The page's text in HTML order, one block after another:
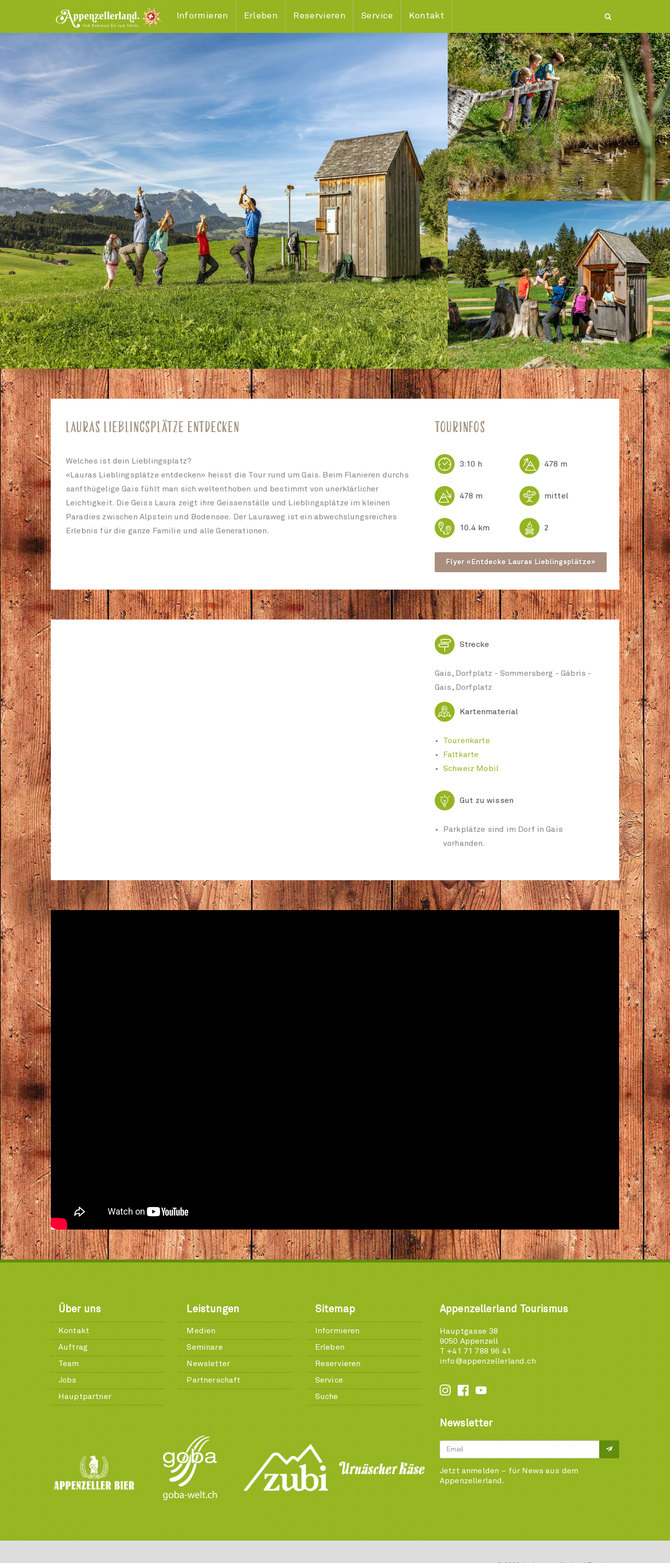
Informieren Erleben Reservieren Service Kontakt
LAURAS LIEBLINGSPLÄTZE ENTDECKEN
Welches ist dein Lieblingsplatz?
«Lauras Lieblingsplätze entdecken» heisst die Tour rund um Gais. Beim Flanieren durchs
sanfthügelige Gais fühlt man sich weltenthoben und bestimmt von unerklärlicher
Leichtigkeit. Die Geiss Laura zeigt ihre Geissenställe und Lieblingsplätze im kleinen
Paradies zwischen Alpstein und Bodensee. Der Lauraweg ist ein abwechslungsreiches
Erlebnis für die ganze Familie und alle Generationen.
TOURINFOS
 3:10 h  478 m
 478 m  mittel
 10.4 km  2
Flyer «Entdecke Lauras Lieblingsplätze»
 Strecke
Gais, Dorfplatz - Sommersberg - Gäbris -
Gais, Dorfplatz
P Kartenmaterial
Tourenkarte
Faltkarte
Schweiz Mobil
 Gut zu wissen
Parkplätze sind im Dorf in Gais
vorhanden.
Über uns
Kontakt
Auftrag
Team
Jobs
Hauptpartner
Leistungen
Medien
Seminare
Newsletter
Partnerschaft
Sitemap
Informieren
Erleben
Reservieren
Service
Suche
Appenzellerland Tourismus
Hauptgasse 38
9050 Appenzell
T +41 71 788 96 41
info@appenzellerland.ch



Newsletter
Jetzt anmelden – für News aus dem
Appenzellerland.